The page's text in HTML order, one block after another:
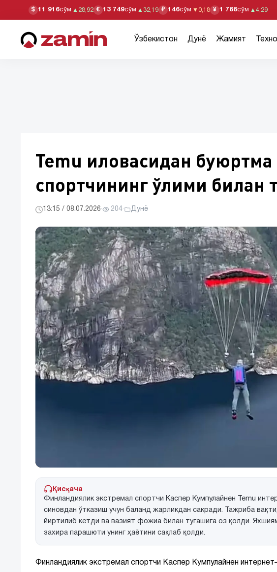
$ 11 916сўм ▲ 28,92 € 13 749сўм ▲ 32,19 ₽ 146сўм ▼ 0,18 ¥ 1 766сўм ▲ 4,29
Ўзбекистон Дунё Жамият Техно
Temu иловасидан
спортчининг ўлими билан
13:15 / 08.07.2026· 204· Дунё
Қисқача
Финландиялик экстремал спортчи Каспер Кумпулайнен Temu
синовдан ўтказиш учун баланд жарликдан сакради. Тажриба
йиртилиб кетди ва вазият фожиа билан тугашига оз қолди.
захира парашюти унинг ҳаётини сақлаб қолди.
Финландиялик экстремал спортчи Каспер Кумпулайнен